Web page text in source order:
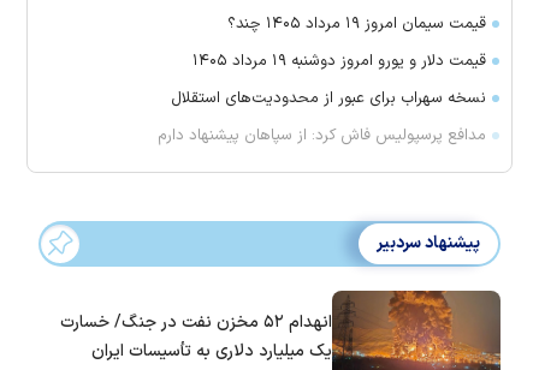
قیمت سیمان امروز ۱۹ مرداد ۱۴۰۵ چند؟
قیمت دلار و یورو امروز دوشنبه ۱۹ مرداد ۱۴۰۵
نسخه سهراب برای عبور از محدودیت‌های استقلال
مدافع پرسپولیس فاش کرد: از سپاهان پیشنهاد دارم
پیشنهاد سردبیر
انهدام ۵۲ مخزن نفت در جنگ/ خسارت
یک میلیارد دلاری به تأسیسات ایران